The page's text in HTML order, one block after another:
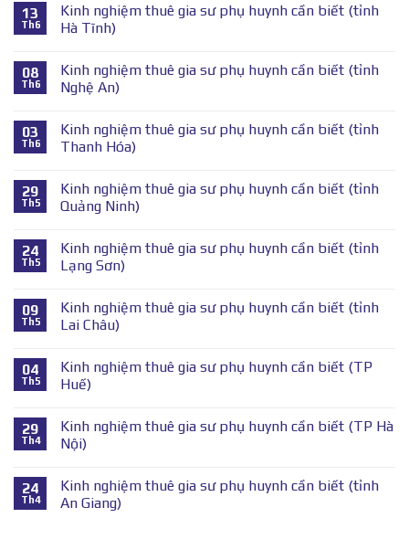
13
Th6
Kinh nghiệm thuê gia sư phụ huynh cần biết (tỉnh
Hà Tĩnh)
08
Th6
Kinh nghiệm thuê gia sư phụ huynh cần biết (tỉnh
Nghệ An)
03
Th6
Kinh nghiệm thuê gia sư phụ huynh cần biết (tỉnh
Thanh Hóa)
29
Th5
Kinh nghiệm thuê gia sư phụ huynh cần biết (tỉnh
Quảng Ninh)
24
Th5
Kinh nghiệm thuê gia sư phụ huynh cần biết (tỉnh
Lạng Sơn)
09
Th5
Kinh nghiệm thuê gia sư phụ huynh cần biết (tỉnh
Lai Châu)
04
Th5
Kinh nghiệm thuê gia sư phụ huynh cần biết (TP
Huế)
29
Th4
Kinh nghiệm thuê gia sư phụ huynh cần biết (TP Hà
Nội)
24
Th4
Kinh nghiệm thuê gia sư phụ huynh cần biết (tỉnh
An Giang)